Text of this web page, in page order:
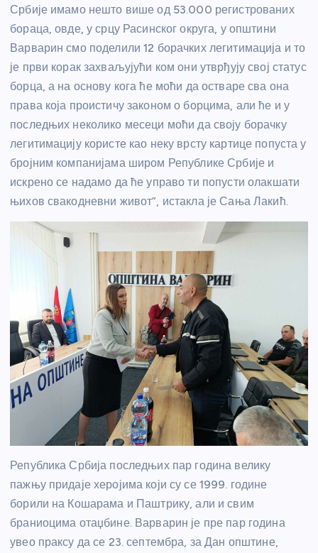
Србије имамо нешто више од 53.000 регистрованих
бораца, овде, у срцу Расинског округа, у општини
Варварин смо поделили 12 борачких легитимација и то
је први корак захваљујући ком они утврђују свој статус
борца, а на основу кога ће моћи да остваре сва она
права која проистичу законом о борцима, али ће и у
последњих неколико месеци моћи да своју борачку
легитимацију користе као неку врсту картице попуста у
бројним компанијама широм Републике Србије и
искрено се надамо да ће управо ти попусти олакшати
њихов свакодневни живот”, истакла је Сања Лакић.
Република Србија последњих пар година велику
пажњу придаје херојима који су се 1999. године
борили на Кошарама и Паштрику, али и свим
браниоцима отаџбине. Варварин је пре пар година
увео праксу да се 23. септембра, за Дан општине,